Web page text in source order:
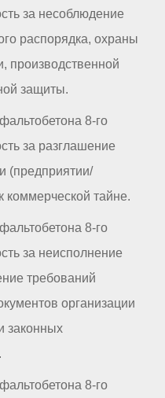
за несоблюдение
распорядка, охраны
производственной
защиты.
8-го
за разглашение
(предприятии/
коммерческой тайне.
8-го
за неисполнение
требований
организации
законных
8-го